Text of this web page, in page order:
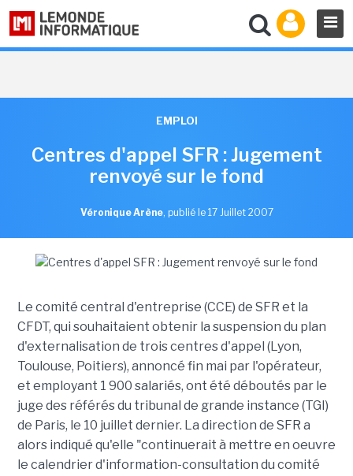
EMPLOI
Centres d'appel SFR : Jugement
renvoyé sur le fond
Véronique Arène, publié le 17 Juillet 2007
Le comité central d'entreprise (CCE) de SFR et la
CFDT, qui souhaitaient obtenir la suspension du plan
d'externalisation de trois centres d'appel (Lyon,
Toulouse, Poitiers), annoncé fin mai par l'opérateur,
et employant 1 900 salariés, ont été déboutés par le
juge des référés du tribunal de grande instance (TGI)
de Paris, le 10 juillet dernier. La direction de SFR a
alors indiqué qu'elle "continuerait à mettre en oeuvre
le calendrier d'information-consultation du comité